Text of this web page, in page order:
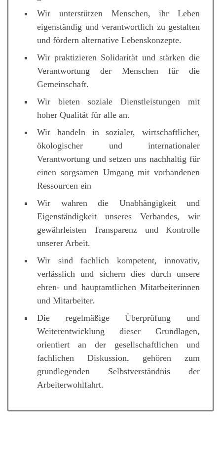
Wir unterstützen Menschen, ihr Leben
eigenständig und verantwortlich zu gestalten
und fördern alternative Lebenskonzepte.
Wir praktizieren Solidarität und stärken die
Verantwortung der Menschen für die
Gemeinschaft.
Wir bieten soziale Dienstleistungen mit
hoher Qualität für alle an.
Wir handeln in sozialer, wirtschaftlicher,
ökologischer und internationaler
Verantwortung und setzen uns nachhaltig für
einen sorgsamen Umgang mit vorhandenen
Ressourcen ein
Wir wahren die Unabhängigkeit und
Eigenständigkeit unseres Verbandes, wir
gewährleisten Transparenz und Kontrolle
unserer Arbeit.
Wir sind fachlich kompetent, innovativ,
verlässlich und sichern dies durch unsere
ehren- und hauptamtlichen Mitarbeiterinnen
und Mitarbeiter.
Die regelmäßige Überprüfung und
Weiterentwicklung dieser Grundlagen,
orientiert an der gesellschaftlichen und
fachlichen Diskussion, gehören zum
grundlegenden Selbstverständnis der
Arbeiterwohlfahrt.